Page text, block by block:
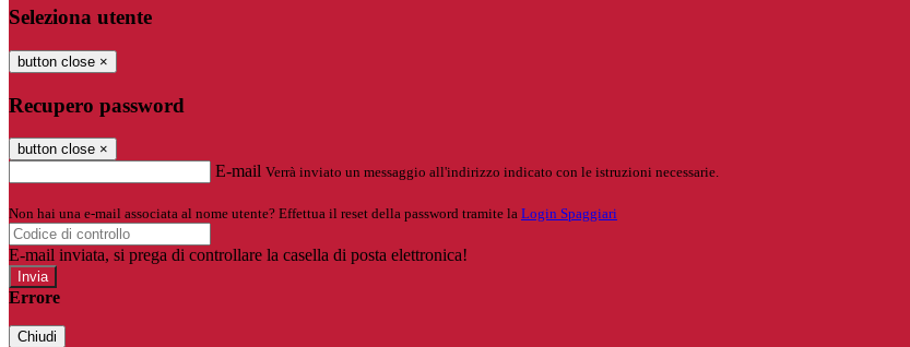
Seleziona utente
button close ×
Recupero password
button close ×
E-mail Verrà inviato un messaggio all'indirizzo indicato con le istruzioni necessarie.
Non hai una e-mail associata al nome utente? Effettua il reset della password tramite la Login Spaggiari
E-mail inviata, si prega di controllare la casella di posta elettronica!
Errore
Chiudi